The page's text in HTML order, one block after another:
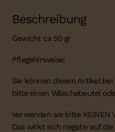
Beschreibung
Gewicht ca 50 gr
Pflegehinweise:
Sie können diesen Artikel
bitte einen Wäschebeutel
Verwenden sie bitte
Das wirkt sich negativ auf